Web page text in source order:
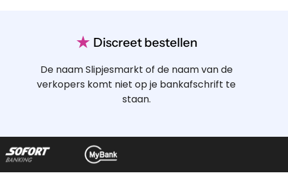
★ Discreet bestellen
De naam Slipjesmarkt of de naam van de
verkopers komt niet op je bankafschrift te
staan.